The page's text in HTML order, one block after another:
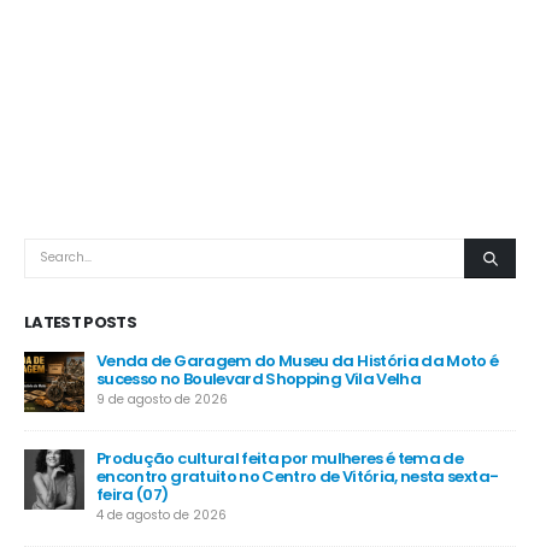
Moto é
sexta-
Cariacica intensifica ações de rastreamento e
tratamento do diabetes na rede pública
MP das dívidas rurais prevê juros a partir de 5% ao
ano
16 de julho de 2026